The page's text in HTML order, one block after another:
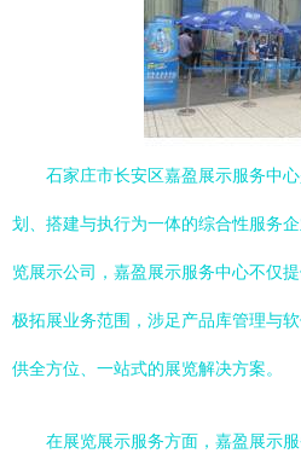
石家庄市长安区嘉盈展示服务中
划、搭建与执行为一体的综合性服务
览展示公司，嘉盈展示服务中心不仅
极拓展业务范围，涉足产品库管理与
供全方位、一站式的展览解决方案。
在展览展示服务方面，嘉盈展示